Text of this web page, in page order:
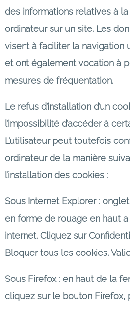
des informations relatives à la
ordinateur sur un site. Les
visent à faciliter la navigation
et ont également vocation à
mesures de fréquentation.
Le refus d’installation d’un
l’impossibilité d’accéder à
L’utilisateur peut toutefois
ordinateur de la manière
l’installation des cookies :
Sous Internet Explorer :
en forme de rouage en haut
internet. Cliquez sur
Bloquer tous les cookies.
Sous Firefox : en haut de la
cliquez sur le bouton Firefox,